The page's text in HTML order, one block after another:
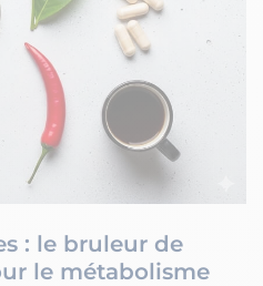
: le bruleur de
le métabolisme